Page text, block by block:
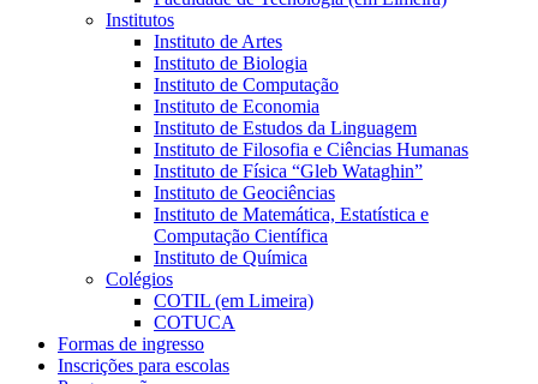
Institutos
Instituto de Artes
Instituto de Biologia
Instituto de Computação
Instituto de Economia
Instituto de Estudos da Linguagem
Instituto de Filosofia e Ciências Humanas
Instituto de Física “Gleb Wataghin”
Instituto de Geociências
Instituto de Matemática, Estatística e
Computação Científica
Instituto de Química
Colégios
COTIL (em Limeira)
COTUCA
Formas de ingresso
Inscrições para escolas